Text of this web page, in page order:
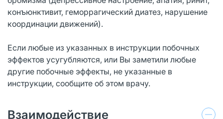
конъюнктивит, геморрагический диатез, нарушение
координации движений).
Если любые из указанных в инструкции побочных
эффектов усугубляются, или Вы заметили любые
другие побочные эффекты, не указанные в
инструкции, сообщите об этом врачу.
Взаимодействие